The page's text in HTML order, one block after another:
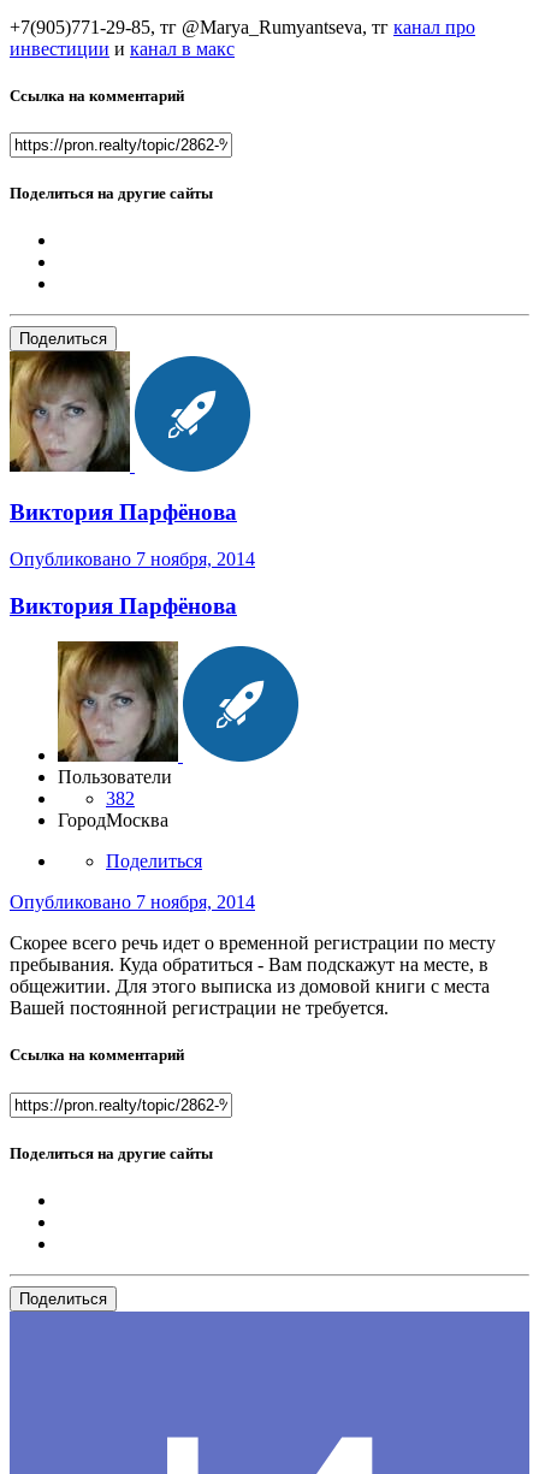
+7(905)771-29-85, тг @Marya_Rumyantseva, тг канал про
инвестиции и канал в макс
Ссылка на комментарий
Поделиться на другие сайты
Поделиться
Виктория Парфёнова
Опубликовано 7 ноября, 2014
Виктория Парфёнова
Пользователи
382
ГородМосква
Поделиться
Опубликовано 7 ноября, 2014
Скорее всего речь идет о временной регистрации по месту
пребывания. Куда обратиться - Вам подскажут на месте, в
общежитии. Для этого выписка из домовой книги с места
Вашей постоянной регистрации не требуется.
Ссылка на комментарий
Поделиться на другие сайты
Поделиться